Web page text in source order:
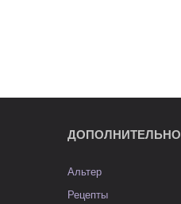
ДОПОЛНИТЕЛЬНО
Альтер
Рецепты